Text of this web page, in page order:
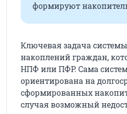
формируют
Ключевая задача
накоплений граждан,
НПФ или ПФР. Сама
ориентирована на
сформированных
случая возможный